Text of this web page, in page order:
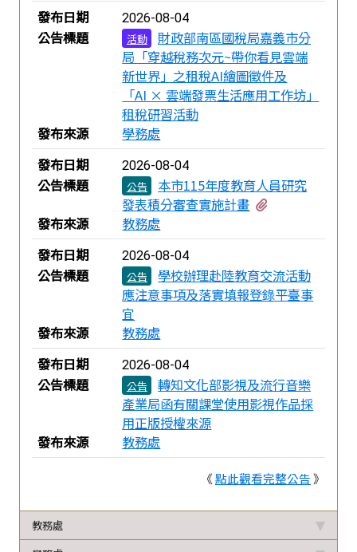
發布日期
2026-08-04
公告標題 活動
財政部南區國稅局嘉義市分
局「穿越稅務次元~帶你看見雲端
新世界」之租稅AI繪圖徵件及
「AI × 雲端發票生活應用工作坊」
租稅研習活動
發布來源
學務處
發布日期
2026-08-04
公告標題 公告
本市115年度教育人員研究
發表積分審查實施計畫
發布來源
教務處
發布日期
2026-08-04
公告標題 公告
學校辦理赴陸教育交流活動
應注意事項及落實填報登錄平臺事
宜
發布來源
教務處
發布日期
2026-08-04
公告標題 公告
轉知文化部影視及流行音樂
產業局函有關課堂使用影視作品採
用正版授權來源
發布來源
教務處
《點此觀看完整公告》
教務處